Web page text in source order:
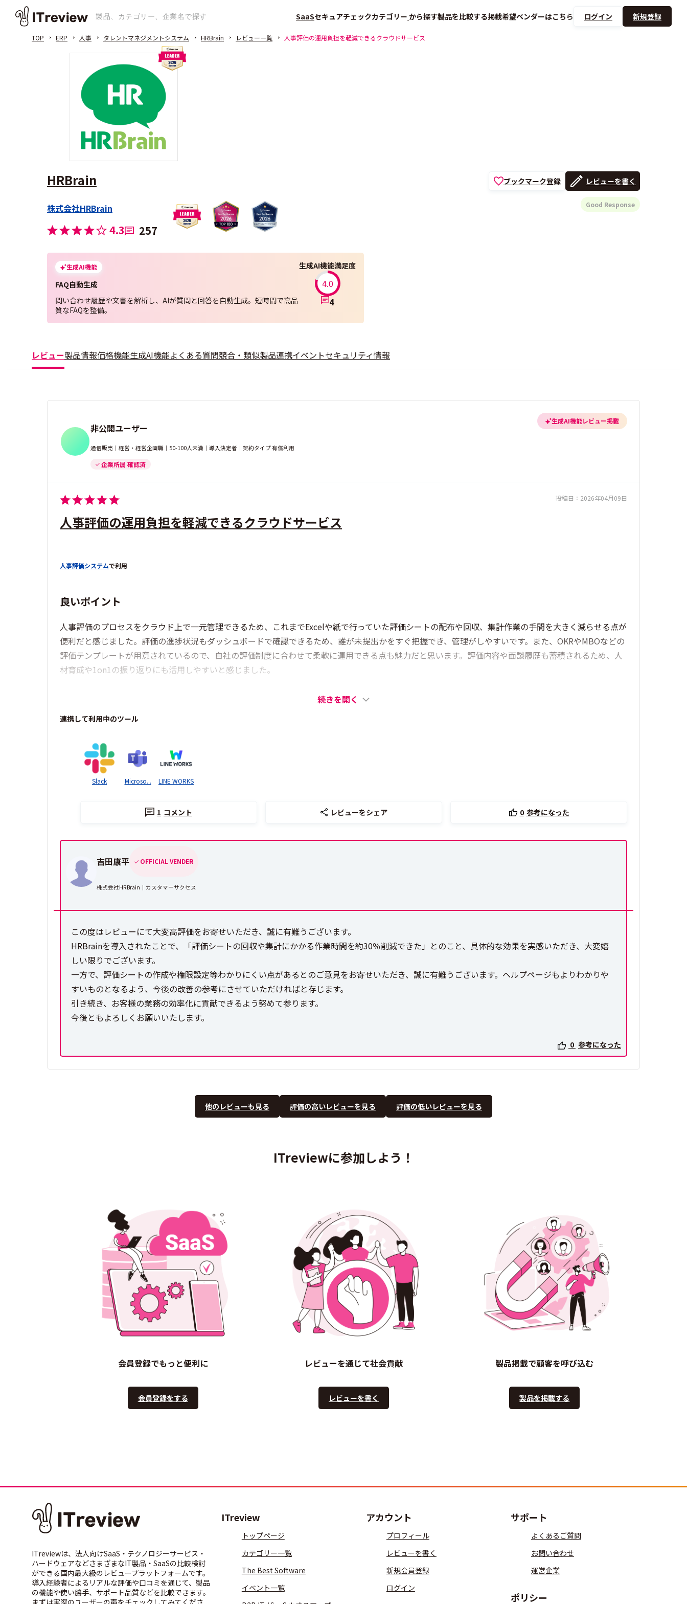
SaaSセキュアチェックカテゴリー から探す製品を比較する掲載希望ベンダーはこちら ログイン 新規登録
TOP ERP 人事 タレントマネジメントシステム HRBrain レビュー一覧 人事評価の運用負担を軽減できるクラウドサービス
HRBrain
株式会社HRBrain
4.3 257
生成AI機能
FAQ自動生成
問い合わせ履歴や文書を解析し、AIが質問と回答を自動生成。短時間で高品
質なFAQを整備。
生成AI機能満足度
4.0
4
ブックマーク登録 レビューを書く
Good Response
レビュー製品情報価格機能生成AI機能よくある質問競合・類似製品連携イベントセキュリティ情報
生成AI機能レビュー掲載
非公開ユーザー
通信販売｜経営・経営企画職｜50-100人未満｜導入決定者｜契約タイプ 有償利用
企業所属 確認済
投稿日： 2026年04月09日
人事評価の運用負担を軽減できるクラウドサービス
人事評価システムで利用
良いポイント
人事評価のプロセスをクラウド上で一元管理できるため、これまでExcelや紙で行っていた評価シートの配布や回収、集計作業の手間を大きく減らせる点が
便利だと感じました。評価の進捗状況もダッシュボードで確認できるため、誰が未提出かをすぐ把握でき、管理がしやすいです。また、OKRやMBOなどの
評価テンプレートが用意されているので、自社の評価制度に合わせて柔軟に運用できる点も魅力だと思います。評価内容や面談履歴も蓄積されるため、人
材育成や1on1の振り返りにも活用しやすいと感じました。
続きを開く
連携して利用中のツール
Slack Microso... LINE WORKS
1 コメント レビューをシェア 0 参考になった
吉田康平 OFFICIAL VENDER
株式会社HRBrain｜カスタマーサクセス
この度はレビューにて大変高評価をお寄せいただき、誠に有難うございます。
HRBrainを導入されたことで、「評価シートの回収や集計にかかる作業時間を約30％削減できた」とのこと、具体的な効果を実感いただき、大変嬉
しい限りでございます。
一方で、評価シートの作成や権限設定等わかりにくい点があるとのご意見をお寄せいただき、誠に有難うございます。ヘルプページもよりわかりや
すいものとなるよう、今後の改善の参考にさせていただければと存じます。
引き続き、お客様の業務の効率化に貢献できるよう努めて参ります。
今後ともよろしくお願いいたします。
0 参考になった
他のレビューも見る 評価の高いレビューを見る 評価の低いレビューを見る
ITreviewに参加しよう！
会員登録でもっと便利に
会員登録をする
レビューを通じて社会貢献
レビューを書く
製品掲載で顧客を呼び込む
製品を掲載する
ITreviewは、法人向けSaaS・テクノロジーサービス・
ハードウェアなどさまざまなIT製品・SaaSの比較検討
ができる国内最大級のレビュープラットフォームです。
導入経験者によるリアルな評価や口コミを通じて、製品
の機能や使い勝手、サポート品質などを比較できます。
まずは実際のユーザーの声をチェックしてみてくださ
ITreview
トップページ
カテゴリー一覧
The Best Software
イベント一覧
アカウント
プロフィール
レビューを書く
新規会員登録
ログイン
サポート
よくあるご質問
お問い合わせ
運営企業
ポリシー